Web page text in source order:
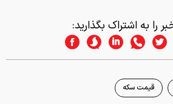
را به اشتراک بگذارید:
قیمت سکه